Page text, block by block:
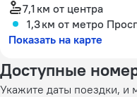
7,1 км от центра
1,3 км от метро
Показать на карте
Доступные
Укажите даты поездки,